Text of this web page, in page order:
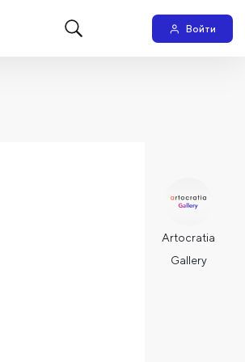
Войти
Artocratia
Gallery